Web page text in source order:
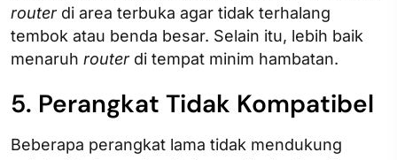
routerdi area terbuka agar tidak terhalang
tembok atau benda besar. Selain itu, lebih baik
menaruh routerdi tempat minim hambatan.
5. Perangkat Tidak Kompatibel
Beberapa perangkat lama tidak mendukung